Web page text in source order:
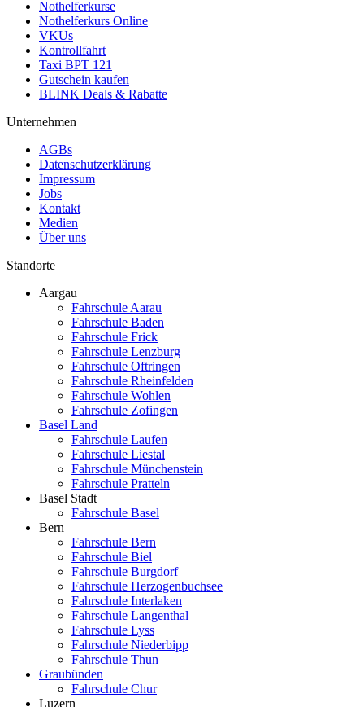
Nothelferkurse
Nothelferkurs Online
VKUs
Kontrollfahrt
Taxi BPT 121
Gutschein kaufen
BLINK Deals & Rabatte
Unternehmen
AGBs
Datenschutzerklärung
Impressum
Jobs
Kontakt
Medien
Über uns
Standorte
Aargau
Fahrschule Aarau
Fahrschule Baden
Fahrschule Frick
Fahrschule Lenzburg
Fahrschule Oftringen
Fahrschule Rheinfelden
Fahrschule Wohlen
Fahrschule Zofingen
Basel Land
Fahrschule Laufen
Fahrschule Liestal
Fahrschule Münchenstein
Fahrschule Pratteln
Basel Stadt
Fahrschule Basel
Bern
Fahrschule Bern
Fahrschule Biel
Fahrschule Burgdorf
Fahrschule Herzogenbuchsee
Fahrschule Interlaken
Fahrschule Langenthal
Fahrschule Lyss
Fahrschule Niederbipp
Fahrschule Thun
Graubünden
Fahrschule Chur
Luzern